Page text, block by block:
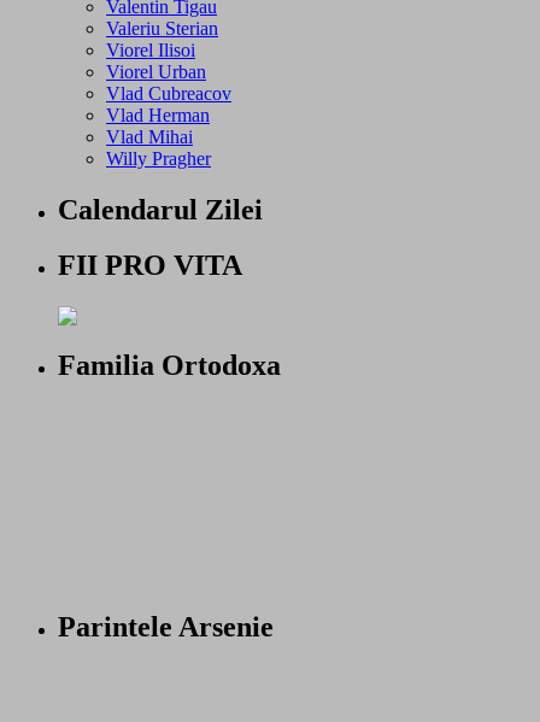
Valentin Tigau
Valeriu Sterian
Viorel Ilisoi
Viorel Urban
Vlad Cubreacov
Vlad Herman
Vlad Mihai
Willy Pragher
Calendarul Zilei
FII PRO VITA
Familia Ortodoxa
Parintele Arsenie